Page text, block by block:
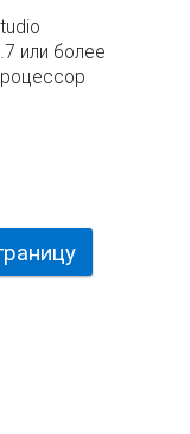
или более